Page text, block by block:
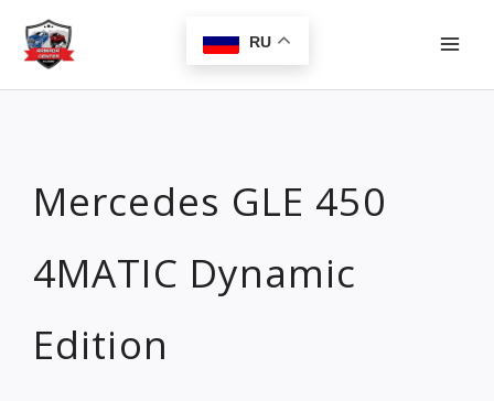
Перейти
содержимому
RU
Mercedes GLE 450
4MATIC Dynamic
Edition